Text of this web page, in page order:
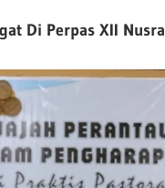
Di Perpas XII Nusra